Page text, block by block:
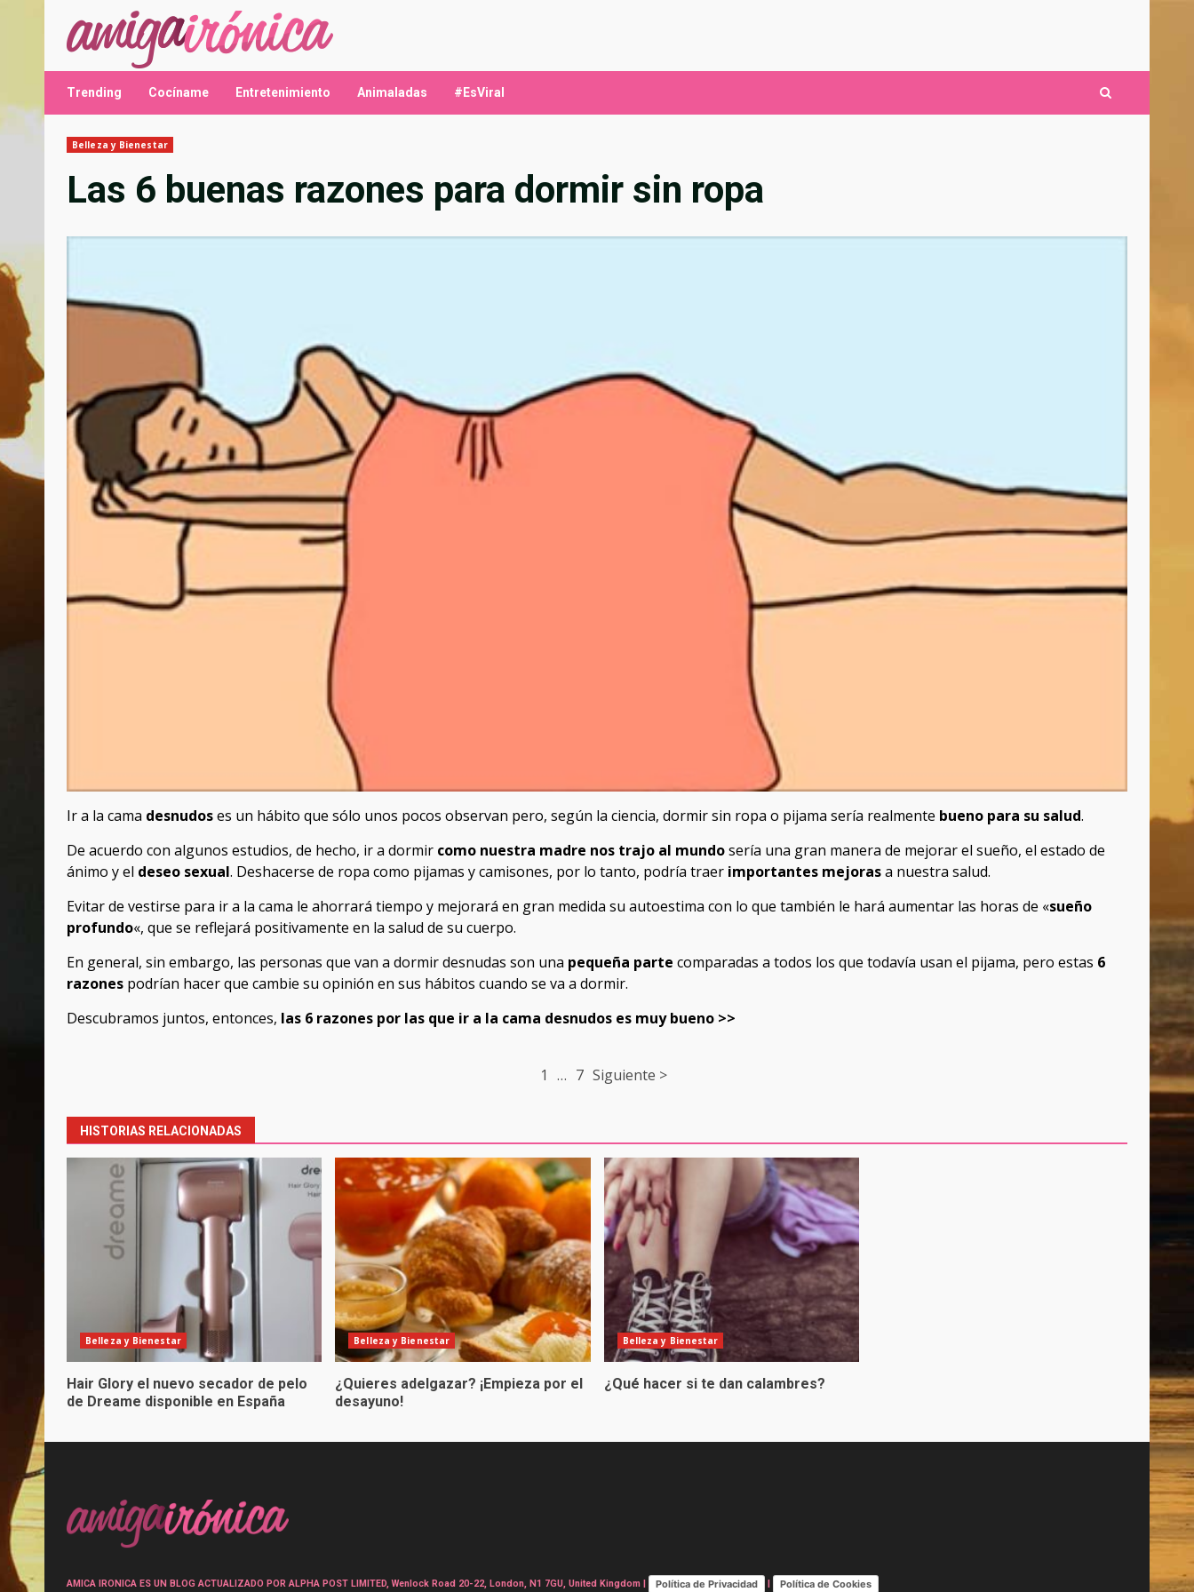
contenido
Trending Cocíname Entretenimiento Animaladas #EsViral
Belleza y Bienestar
Las 6 buenas razones para dormir sin ropa
Ir a la cama desnudoses un hábito que sólo unos pocos observan pero, según la ciencia, dormir sin ropa o pijama sería realmente bueno para su salud.
De acuerdo con algunos estudios, de hecho, ir a dormir como nuestra madre nos trajo al mundosería una gran manera de mejorar el sueño, el estado de
ánimo y el deseo sexual. Deshacerse de ropa como pijamas y camisones, por lo tanto, podría traer importantes mejorasa nuestra salud.
Evitar de vestirse para ir a la cama le ahorrará tiempo y mejorará en gran medida su autoestima con lo que también le hará aumentar las horas de «sueño
profundo«, que se reflejará positivamente en la salud de su cuerpo.
En general, sin embargo, las personas que van a dormir desnudas son una pequeña parte comparadas a todos los que todavía usan el pijama, pero estas 6
razones podrían hacer que cambie su opinión en sus hábitos cuando se va a dormir.
Descubramos juntos, entonces, las 6 razones por las que ir a la cama desnudos es muy bueno >>
1 … 7 Siguiente >
HISTORIAS RELACIONADAS
Belleza y Bienestar
Hair Glory el nuevo secador de pelo
de Dreame disponible en España
Belleza y Bienestar
¿Quieres adelgazar? ¡Empieza por el
desayuno!
Belleza y Bienestar
¿Qué hacer si te dan calambres?
AMICA IRONICA ES UN BLOG ACTUALIZADO POR ALPHA POST LIMITED, Wenlock Road 20-22, London, N1 7GU, United Kingdom | Política de Privacidad | Política de Cookies